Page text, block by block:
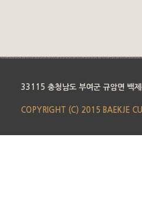
33115 충청남도 부여군 규암면 백
COPYRIGHT (C) 2015 BAEKJE